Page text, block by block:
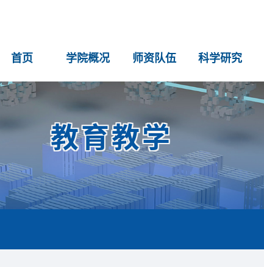
首页
学院概况 师资队伍 科学研究
教育教学